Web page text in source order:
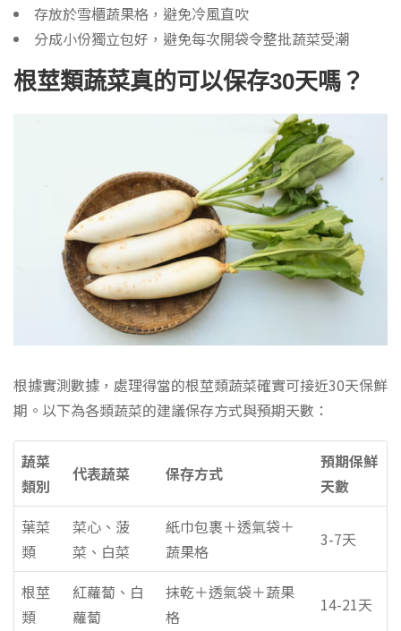
存放於雪櫃蔬果格，避免冷風直吹
分成小份獨立包好，避免每次開袋令整批蔬菜受潮
根莖類蔬菜真的可以保存30天嗎？
根據實測數據，處理得當的根莖類蔬菜確實可接近30天保鮮
期。以下為各類蔬菜的建議保存方式與預期天數：
蔬菜
類別
代表蔬菜 保存方式
預期保鮮
天數
葉菜
類
菜心、菠
菜、白菜
紙巾包裹＋透氣袋＋
蔬果格
3-7天
根莖
類
紅蘿蔔、白
蘿蔔
抹乾＋透氣袋＋蔬果
格
14-21天